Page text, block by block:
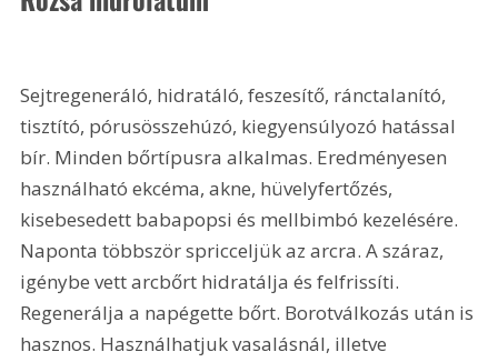
Sejtregeneráló, hidratáló, feszesítő, ránctalanító,
tisztító, pórusösszehúzó, kiegyensúlyozó hatással
bír. Minden bőrtípusra alkalmas. Eredményesen
használható ekcéma, akne, hüvelyfertőzés,
kisebesedett babapopsi és mellbimbó kezelésére.
Naponta többször spricceljük az arcra. A száraz,
igénybe vett arcbőrt hidratálja és felfrissíti.
Regenerálja a napégette bőrt. Borotválkozás után is
hasznos. Használhatjuk vasalásnál, illetve